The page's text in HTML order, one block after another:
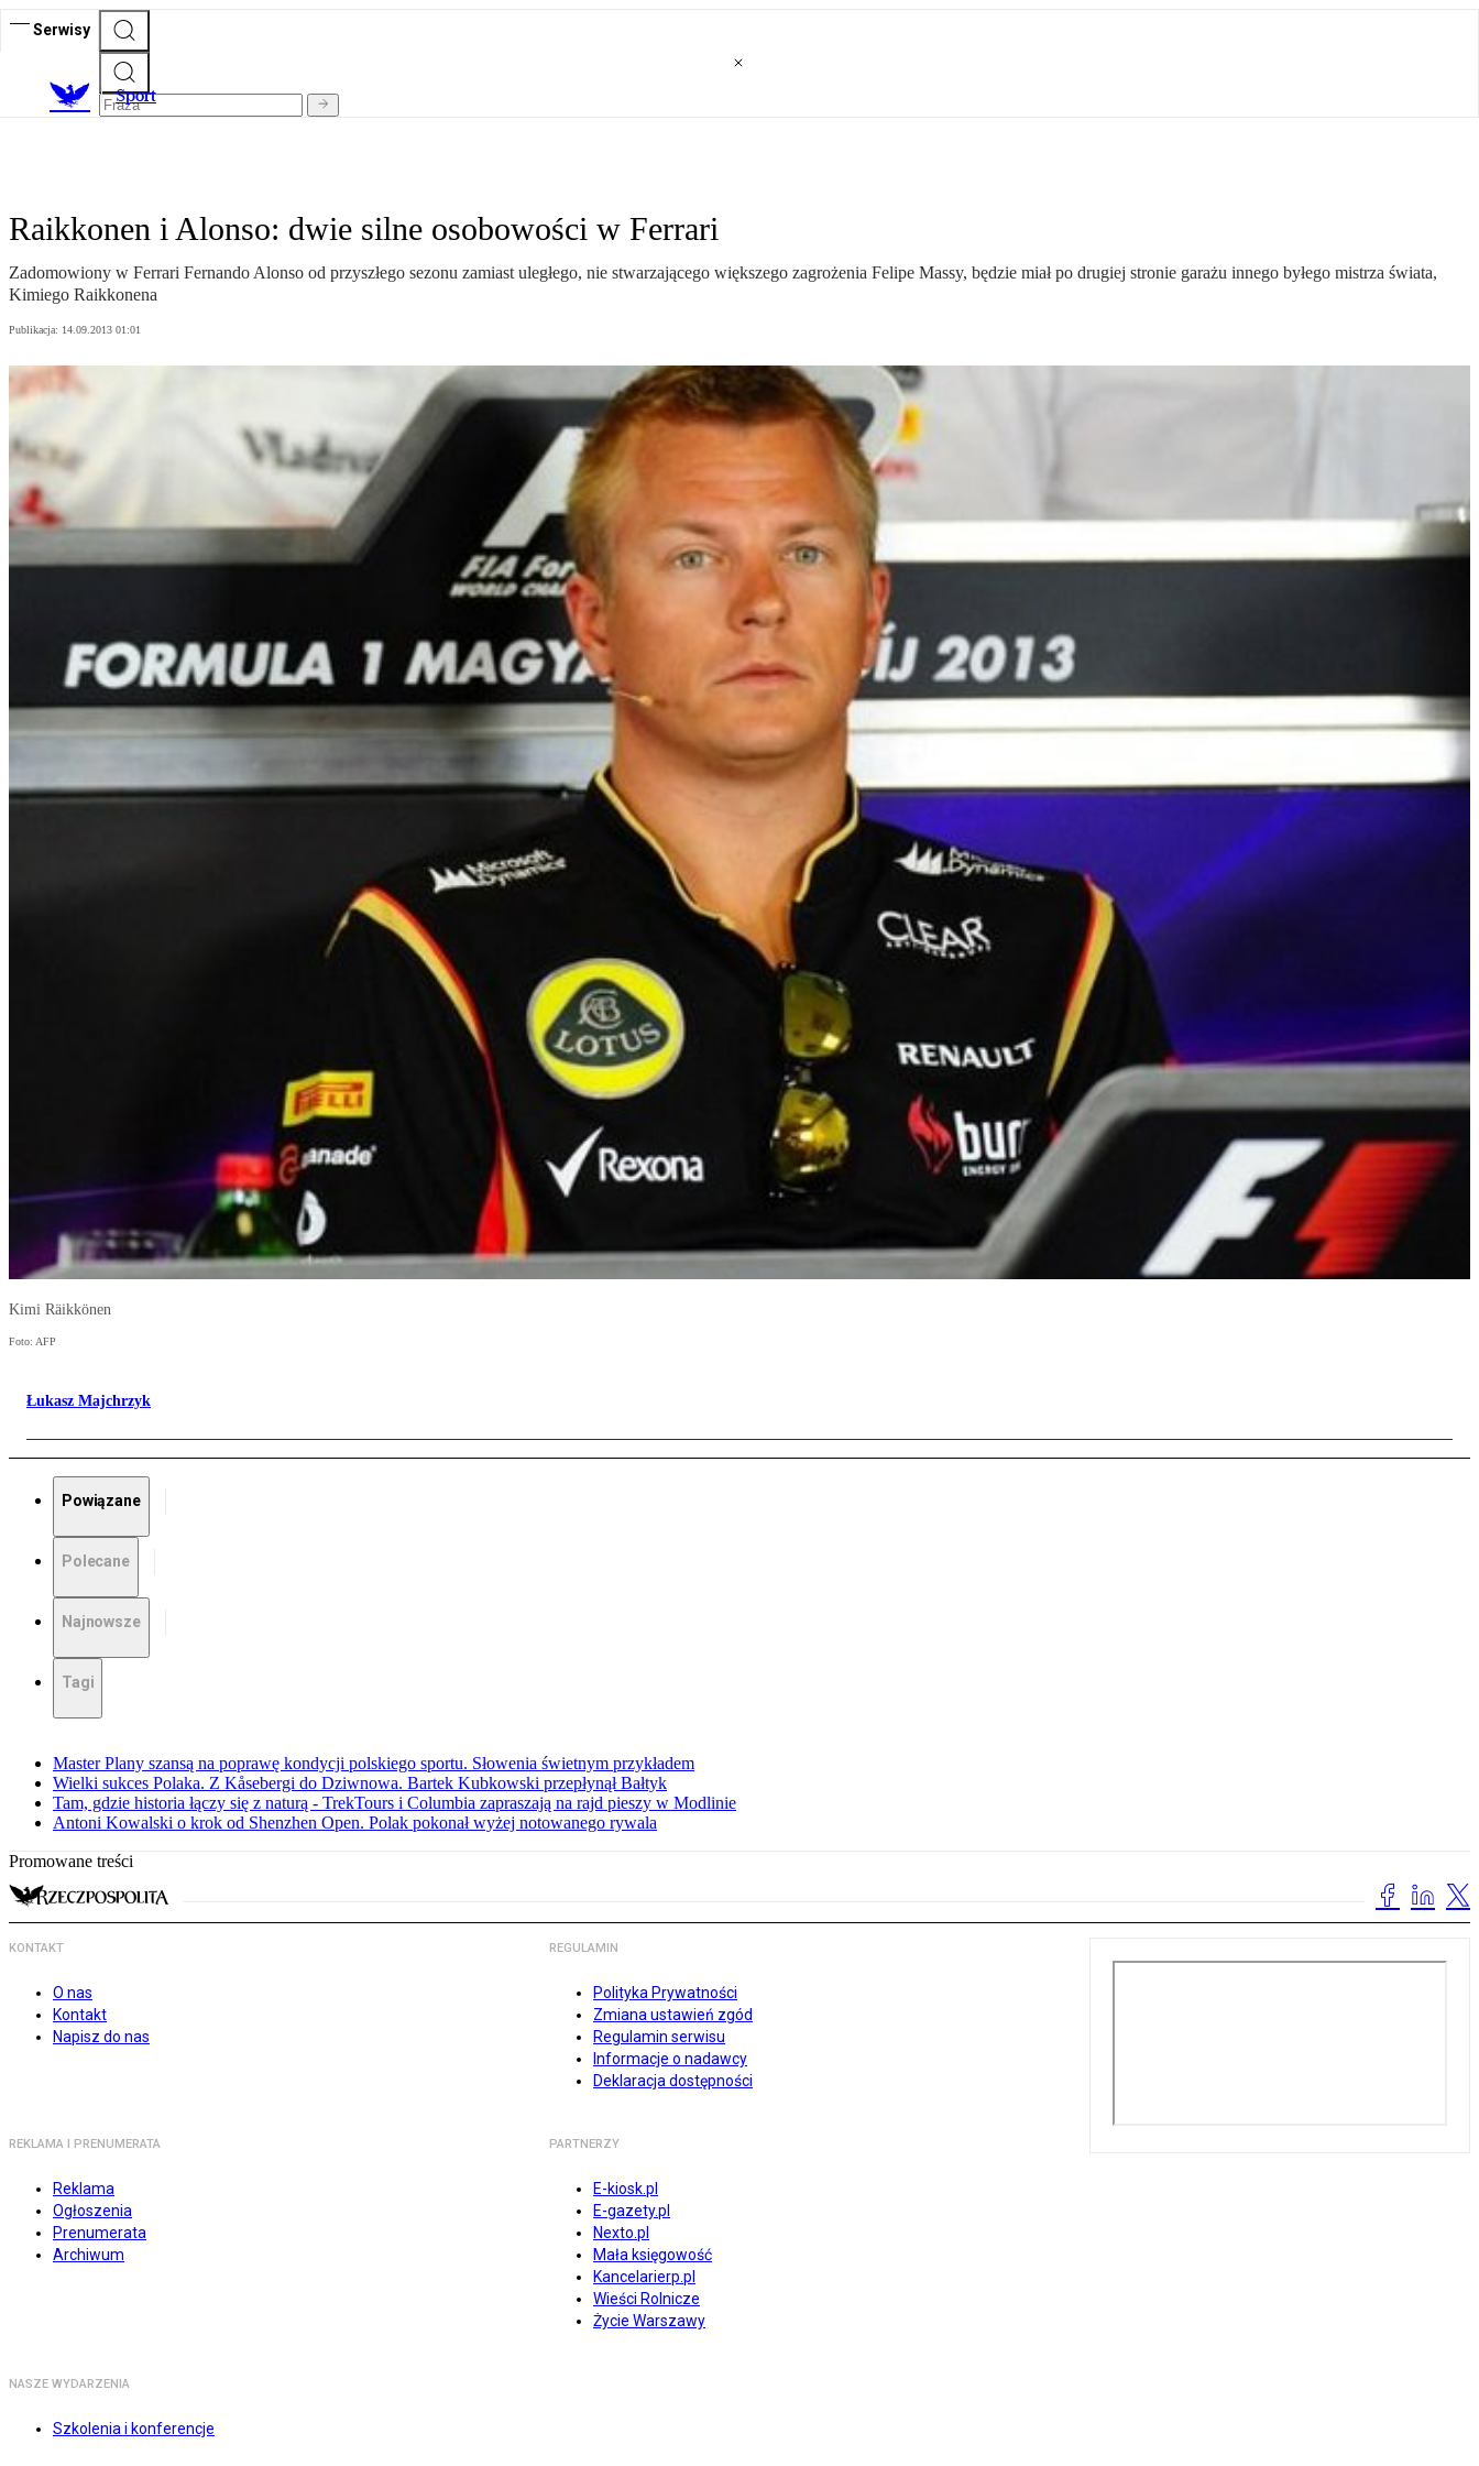
Serwisy
Sport
Raikkonen i Alonso: dwie silne osobowości w Ferrari
Zadomowiony w Ferrari Fernando Alonso od przyszłego sezonu zamiast uległego, nie stwarzającego większego zagrożenia Felipe Massy, będzie miał po drugiej stronie garażu innego byłego mistrza świata,
Kimiego Raikkonena
Publikacja: 14.09.2013 01:01
Kimi Räikkönen
Foto: AFP
Łukasz Majchrzyk
Powiązane
Polecane
Najnowsze
Tagi
Master Plany szansą na poprawę kondycji polskiego sportu. Słowenia świetnym przykładem
Wielki sukces Polaka. Z Kåsebergi do Dziwnowa. Bartek Kubkowski przepłynął Bałtyk
Tam, gdzie historia łączy się z naturą - TrekTours i Columbia zapraszają na rajd pieszy w Modlinie
Antoni Kowalski o krok od Shenzhen Open. Polak pokonał wyżej notowanego rywala
Promowane treści
KONTAKT
O nas
Kontakt
Napisz do nas
REGULAMIN
Polityka Prywatności
Zmiana ustawień zgód
Regulamin serwisu
Informacje o nadawcy
Deklaracja dostępności
REKLAMA I PRENUMERATA
Reklama
Ogłoszenia
Prenumerata
Archiwum
PARTNERZY
E-kiosk.pl
E-gazety.pl
Nexto.pl
Mała księgowość
Kancelarierp.pl
Wieści Rolnicze
Życie Warszawy
NASZE WYDARZENIA
Szkolenia i konferencje